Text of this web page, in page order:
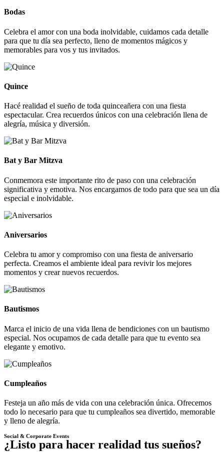
Bodas
Celebra el amor con una boda inolvidable, cuidamos cada detalle
para que tu día sea perfecto, lleno de momentos mágicos y
memorables para vos y tus invitados.
Quince
Hacé realidad el sueño de toda quinceañera con una fiesta
espectacular. Crea recuerdos únicos con una celebración llena de
alegría, música y diversión.
Bat y Bar Mitzva
Conmemora este importante rito de paso con una celebración
significativa y emotiva. Nos encargamos de todo para que sea un día
especial e inolvidable.
Aniversarios
Celebra tu amor y compromiso con una fiesta de aniversario
perfecta. Creamos el ambiente ideal para revivir los mejores
momentos y crear nuevos recuerdos.
Bautismos
Marca el inicio de una vida llena de bendiciones con un bautismo
especial. Nos ocupamos de cada detalle para que tu evento sea
elegante y emotivo.
Cumpleaños
Festeja un año más de vida con una celebración única. Ofrecemos
todo lo necesario para que tu cumpleaños sea divertido, memorable
y lleno de alegría.
Social & Corporate Events
¿Listo para hacer realidad tus sueños?